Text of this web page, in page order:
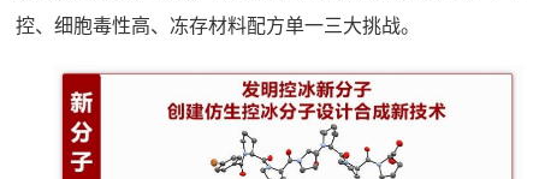
控、细胞毒性高、冻存材料配方单一三大挑战。